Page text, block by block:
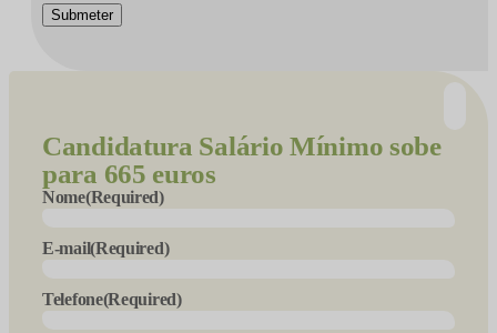
Submeter
Candidatura Salário Mínimo sobe
para 665 euros
Nome(Required)
E-mail(Required)
Telefone(Required)